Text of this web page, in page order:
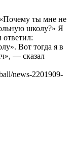
ты мне не
школу?» Я
ответил:
Вот тогда я в
— сказал
news-2201909-